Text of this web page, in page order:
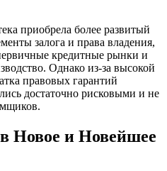
приобрела более развитый
залога и права владения,
кредитные рынки и
Однако из-за высокой
правовых гарантий
достаточно рисковыми и не
Новое и Новейшее